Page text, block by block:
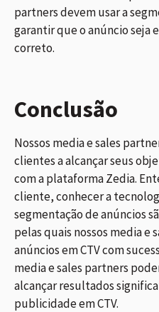
partners devem usar a
garantir que o anúncio seja
correto.
Conclusão
Nossos media e sales
clientes a alcançar seus
com a plataforma Zedia.
cliente, conhecer a
segmentação de anúncios
pelas quais nossos media
anúncios em CTV com
media e sales partners
alcançar resultados
publicidade em CTV.